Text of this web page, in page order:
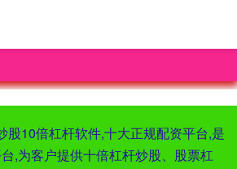
股10倍杠杆软件,十大正规配资平台,是
,为客户提供十倍杠杆炒股、股票杠